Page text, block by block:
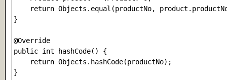
}
@Override
public int hashCode() {